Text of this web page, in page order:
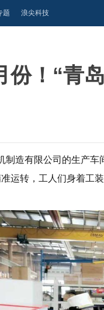
题 浪尖科技
份！“青
制造有限公司的生产
运转，工人们身着工